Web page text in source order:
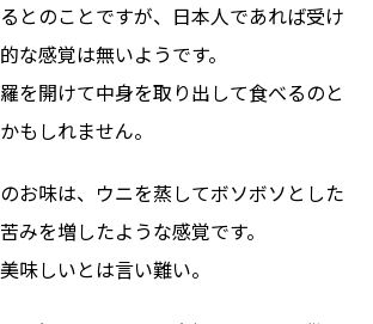
とのことですが、日本人であれば受け
な感覚は無いようです。
を開けて中身を取り出して食べるのと
もしれません。
お味は、ウニを蒸してボソボソとした
みを増したような感覚です。
味しいとは言い難い。